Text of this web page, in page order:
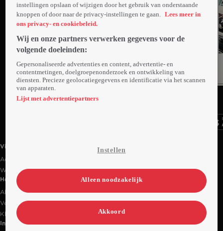
Ga
naar
Videoland
Actiecode
Werken bij RTL
Handige links
Alle films & series
Veelgestelde vragen
Klantenservice
Informatie
instellingen opslaan of wijzigen door het gebruik van onderstaande
knoppen of door naar de privacy-instellingen te gaan.
Lees meer in
ons privacy- en cookiebeleid.
Wij en onze partners verwerken gegevens voor de
volgende doeleinden:
Gepersonaliseerde advertenties en content, advertentie- en
contentmetingen, doelgroepenonderzoek en ontwikkeling van
diensten. Precieze geolocatiegegevens en identificatie via het scannen
van apparaten.
Lijst met advertentiepartners
Instellen
Alleen noodzakelijk
Akkoord